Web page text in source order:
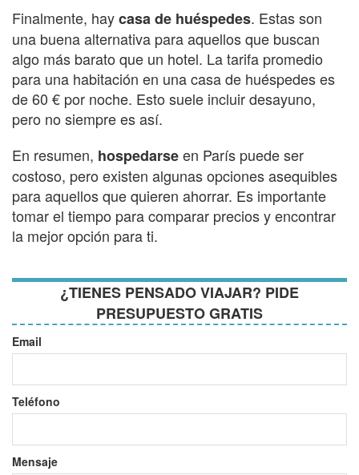
Finalmente, haycasa de huéspedes. Estas son
una buena alternativa para aquellos que buscan
algo más barato que un hotel. La tarifa promedio
para una habitación en una casa de huéspedes es
de 60 € por noche. Esto suele incluir desayuno,
pero no siempre es así.
En resumen, hospedarseen París puede ser
costoso, pero existen algunas opciones asequibles
para aquellos que quieren ahorrar. Es importante
tomar el tiempo para comparar precios y encontrar
la mejor opción para ti.
¿TIENES PENSADO VIAJAR? PIDE
PRESUPUESTO GRATIS
Email
Teléfono
Mensaje